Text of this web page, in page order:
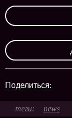
Поделиться:
news